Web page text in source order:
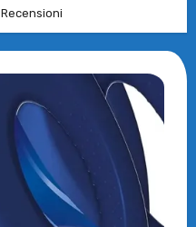
Recensioni